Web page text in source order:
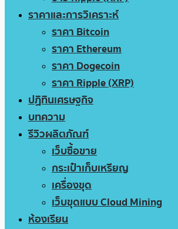
ราคาและการวิเคราะห์
ราคา Bitcoin
ราคา Ethereum
ราคา Dogecoin
ราคา Ripple (XRP)
ปฏิทินเศรษฐกิจ
บทความ
รีวิวผลิตภัณฑ์
เว็บซื้อขาย
กระเป๋าเก็บเหรียญ
เครื่องขุด
เว็บขุดแบบ Cloud Mining
ห้องเรียน